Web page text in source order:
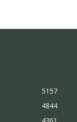
5157
4844
4361